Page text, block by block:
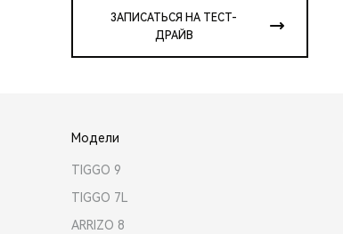
ЗАПИСАТЬСЯ НА ТЕСТ-
ДРАЙВ
Модели
TIGGO 9
TIGGO 7L
ARRIZO 8